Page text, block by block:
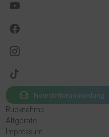
Newsletteranmeldung
Rücknahme
Altgeräte
Impressum